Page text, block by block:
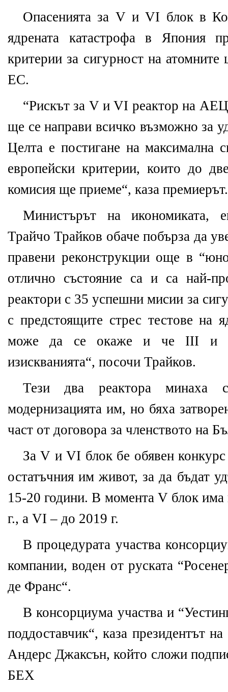
Опасенията за V и VІ блок в
ядрената катастрофа в Япония
критерии за сигурност на атомните
ЕС.
“Рискът за V и VІ реактор на
ще се направи всичко възможно за
Целта е постигане на максимална
европейски критерии, които до
комисия ще приеме“, каза премиерът.
Министърът на икономиката,
Трайчо Трайков обаче побърза да
правени реконструкции още в
отлично състояние са и са най-
реактори с 35 успешни мисии за
с предстоящите стрес тестове на
може да се окаже и че ІІІ и
изискванията“, посочи Трайков.
Тези два реактора минаха
модернизацията им, но бяха
част от договора за членството на
За V и VІ блок бе обявен
остатъчния им живот, за да бъдат
15-20 години. В момента V блок
г., а VІ – до 2019 г.
В процедурата участва
компании, воден от руската
де Франс“.
В консорциума участва и
поддоставчик“, каза президентът
Андерс Джаксън, който сложи
БЕХ